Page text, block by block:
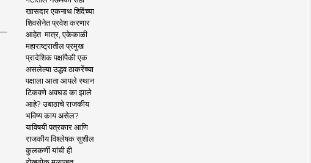
खासदार एकनाथ शिंदेंच्या
शिवसेनेत प्रवेश करणार
आहेत. मात्र, एकेकाळी
महाराष्ट्रातील प्रमुख
प्रादेशिक पक्षांपैकी एक
असलेल्या उद्धव ठाकरेंच्या
पक्षाला आता आपले स्थान
टिकवणे अवघड का झाले
आहे? उबाठाचे राजकीय
भविष्य काय असेल?
याविषयी पत्रकार आणि
राजकीय विश्लेषक सुशील
कुलकर्णी यांची ही